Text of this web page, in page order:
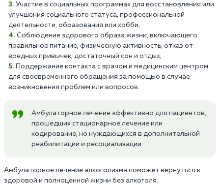
Участие в социальных программах для восстановления или
улучшения социального статуса, профессиональной
деятельности, образования или хобби;
Соблюдение здорового образа жизни, включающего
правильное питание, физическую активность, отказ от
вредных привычек, достаточный сон и отдых;
Поддержание контакта с врачом и медицинским центром
для своевременного обращения за помощью в случае
возникновения проблем или вопросов.
Амбулаторное лечение эффективно для пациентов,
прошедших стационарное лечение или
кодирование, но нуждающихся в дополнительной
реабилитации и ресоциализации.
Амбулаторное лечение алкоголизма поможет вернуться к
здоровой и полноценной жизни без алкоголя.